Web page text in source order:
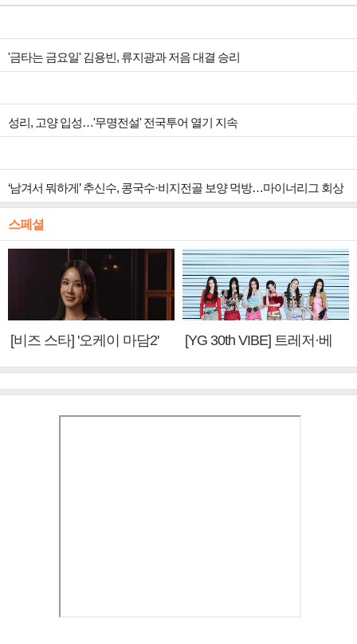
'금타는 금요일' 김용빈, 류지광과 저음 대결 승리
성리, 고양 입성…'무명전설' 전국투어 열기 지속
‘남겨서 뭐하게’ 추신수, 콩국수·비지전골 보양 먹방…마이너리그 회상
스페셜
[비즈 스타] '오케이 마담2'
[YG 30th VIBE] 트레저·베